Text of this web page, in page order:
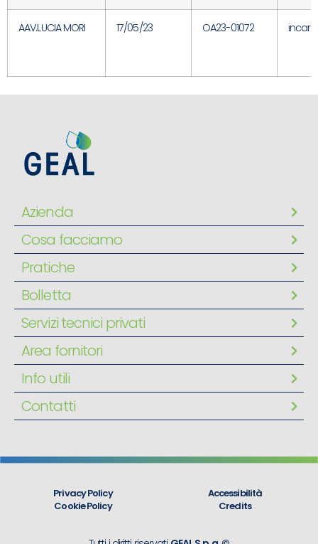
AAV.LUCIA MORI 17/05/23 OA23-01072
Azienda
Cosa facciamo
Pratiche
Bolletta
Servizi tecnici privati
Area fornitori
Info utili
Contatti
Privacy Policy
Cookie Policy
Accessibilità
Credits